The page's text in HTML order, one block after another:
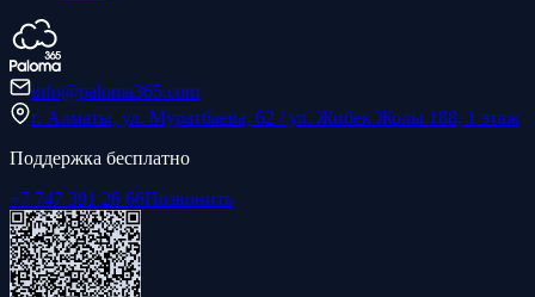
info@paloma365.com
г. Алматы, ул. Муратбаева, 62 / ул. Жибек Жолы 188, 1 этаж
Поддержка бесплатно
+7 747 391 26 66Позвонить